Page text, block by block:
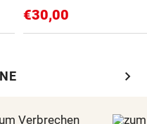
€30,00
chevron_right